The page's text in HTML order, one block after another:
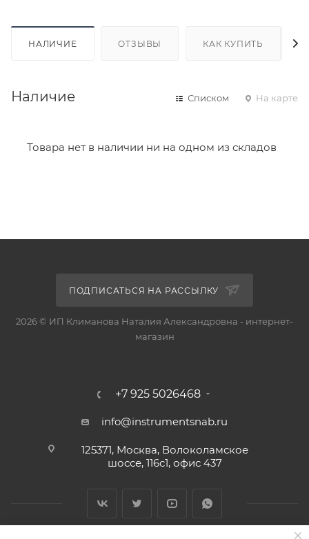
НАЛИЧИЕ ОТЗЫВЫ КАК КУПИТЬ
Наличие Списком На карте
Товара нет в наличии ни на одном из складов
ПОДПИСАТЬСЯ НА РАССЫЛКУ
2026 © ИП Климанова Наталия Александровна - интернет-
магазин
+7 925 5026468
info@instrumentsnab.ru
125371, Москва, Волоколамское
шоссе, 116с1, офис 437